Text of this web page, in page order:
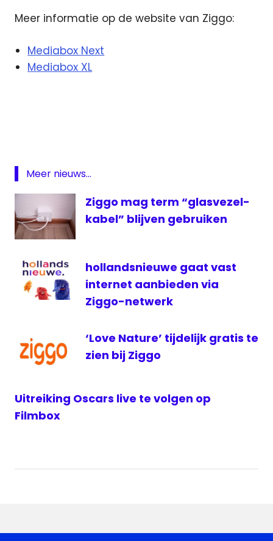
Meer informatie op de website van Ziggo:
Mediabox Next
Mediabox XL
update
update
ziggo
Meer nieuws...
Ziggo mag term “glasvezel-
kabel” blijven gebruiken
hollandsnieuwe gaat vast
internet aanbieden via
Ziggo-netwerk
‘Love Nature’ tijdelijk gratis te
zien bij Ziggo
Uitreiking Oscars live te volgen op
Filmbox